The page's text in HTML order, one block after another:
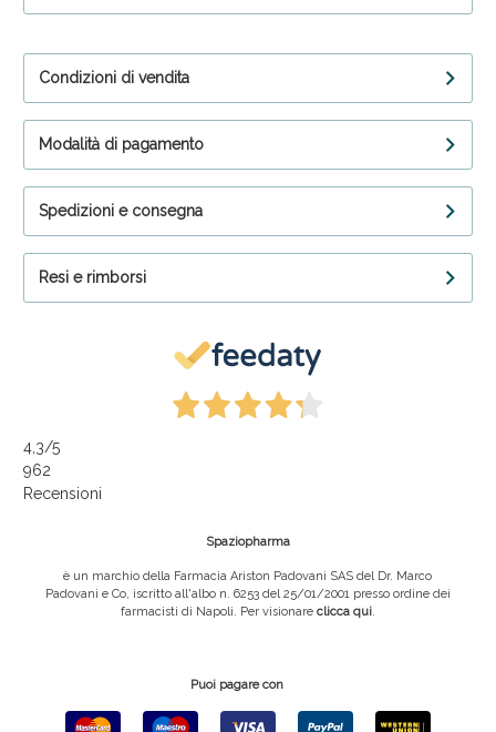
Condizioni di vendita
Modalità di pagamento
Spedizioni e consegna
Resi e rimborsi
4,3/5
962
Recensioni
Spaziopharma
è un marchio della Farmacia Ariston Padovani SAS del Dr. Marco
Padovani e Co, iscritto all'albo n. 6253 del 25/01/2001 presso ordine dei
farmacisti di Napoli. Per visionare clicca qui.
Puoi pagare con